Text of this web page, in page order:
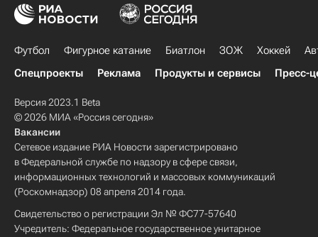
Футбол Фигурное катание Биатлон ЗОЖ Хоккей
Спецпроекты
Реклама Продукты и сервисы Пресс-
Версия 2023.1 Beta
© 2026 МИА «Россия сегодня»
Вакансии
Сетевое издание РИА Новости зарегистрировано
в Федеральной службе по надзору в сфере связи,
информационных технологий и массовых коммуникаций
(Роскомнадзор) 08 апреля 2014 года.
Свидетельство о регистрации Эл № ФС77-57640
Учредитель: Федеральное государственное унитарное